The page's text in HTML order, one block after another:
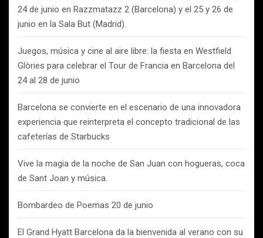
24 de junio en Razzmatazz 2 (Barcelona) y el 25 y 26 de
junio en la Sala But (Madrid).
Juegos, música y cine al aire libre: la fiesta en Westfield
Glòries para celebrar el Tour de Francia en Barcelona del
24 al 28 de junio
Barcelona se convierte en el escenario de una innovadora
experiencia que reinterpreta el concepto tradicional de las
cafeterías de Starbucks
Vive la magia de la noche de San Juan con hogueras, coca
de Sant Joan y música.
Bombardeo de Poemas 20 de junio
El Grand Hyatt Barcelona da la bienvenida al verano con su